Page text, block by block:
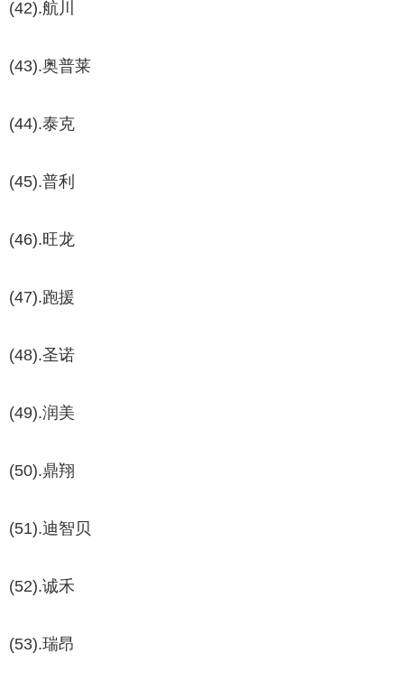
(42).航川
(43).奥普莱
(44).泰克
(45).普利
(46).旺龙
(47).跑援
(48).圣诺
(49).润美
(50).鼎翔
(51).迪智贝
(52).诚禾
(53).瑞昂